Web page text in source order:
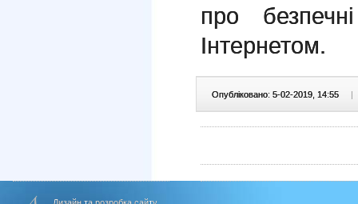
про
Інтернетом.
Опубліковано: 5-02-2019, 14:55 |